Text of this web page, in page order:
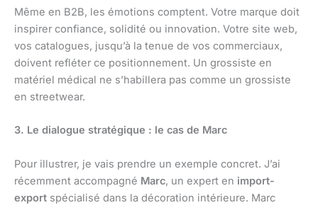
Même en B2B, les émotions comptent. Votre marque doit
inspirer confiance, solidité ou innovation. Votre site web,
vos catalogues, jusqu’à la tenue de vos commerciaux,
doivent refléter ce positionnement. Un grossiste en
matériel médical ne s’habillera pas comme un grossiste
en streetwear.
3. Le dialogue stratégique : le cas de Marc
Pour illustrer, je vais prendre un exemple concret. J’ai
récemment accompagné Marc, un expert en import-
export spécialisé dans la décoration intérieure. Marc